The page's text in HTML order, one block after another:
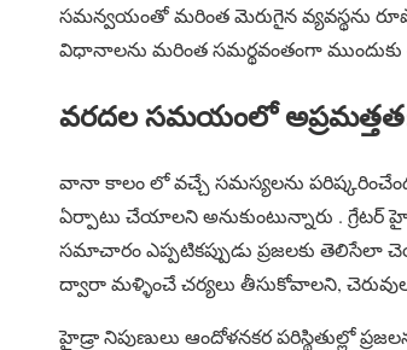
సమన్వయంతో మరింత మెరుగైన వ్యవస్థను
విధానాలను మరింత సమర్థవంతంగా ముందుకు
వరదల సమయంలో
వానా కాలం లో వచ్చే సమస్యలను
ఏర్పాటు చేయాలని అనుకుంటున్నారు . గ్రేటర్
సమాచారం ఎప్పటికప్పుడు ప్రజలకు తెలిసేలా
ద్వారా మళ్ళించే చర్యలు తీసుకోవాలని,
హైడ్రా నిపుణులు ఆందోళనకర పరిస్థితుల్లో